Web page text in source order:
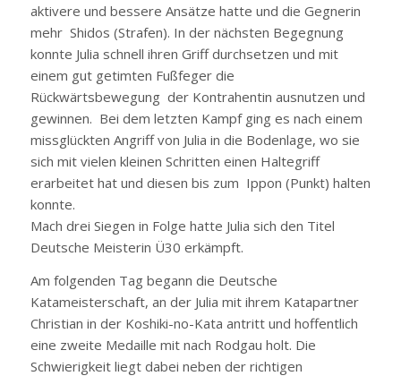
aktivere und bessere Ansätze hatte und die Gegnerin
mehr Shidos (Strafen). In der nächsten Begegnung
konnte Julia schnell ihren Griff durchsetzen und mit
einem gut getimten Fußfeger die
Rückwärtsbewegung der Kontrahentin ausnutzen und
gewinnen. Bei dem letzten Kampf ging es nach einem
missglückten Angriff von Julia in die Bodenlage, wo sie
sich mit vielen kleinen Schritten einen Haltegriff
erarbeitet hat und diesen bis zum Ippon (Punkt) halten
konnte.
Mach drei Siegen in Folge hatte Julia sich den Titel
Deutsche Meisterin Ü30 erkämpft.
Am folgenden Tag begann die Deutsche
Katameisterschaft, an der Julia mit ihrem Katapartner
Christian in der Koshiki-no-Kata antritt und hoffentlich
eine zweite Medaille mit nach Rodgau holt. Die
Schwierigkeit liegt dabei neben der richtigen